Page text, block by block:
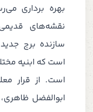
بهره برداری
نقشه‌های
سازنده برج
است که ابنیه
است. از قرار
ابوالفضل